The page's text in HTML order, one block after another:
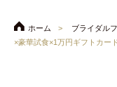
ホーム ブライダル
×豪華試食×1万円ギフトカー